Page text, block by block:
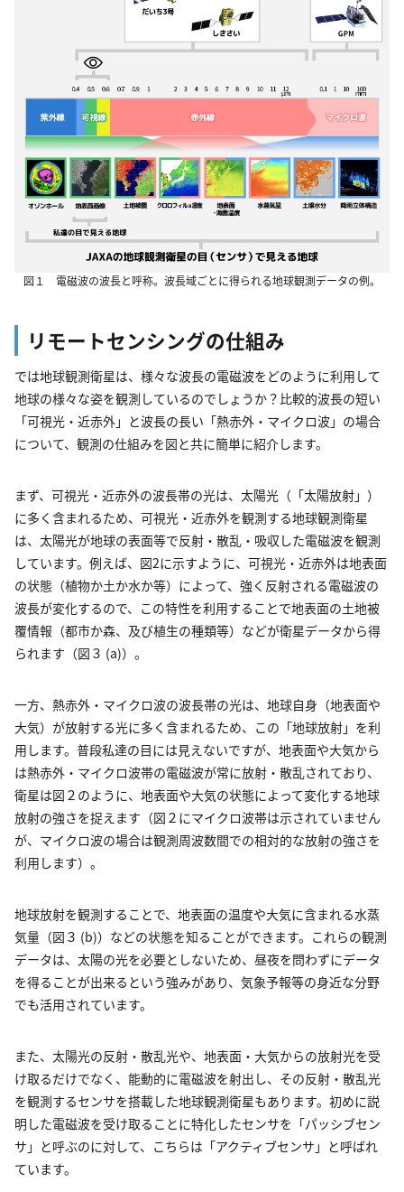
図１ 電磁波の波長と呼称。波長域ごとに得られる地球観測データの例。
リモートセンシングの仕組み
では地球観測衛星は、様々な波長の電磁波をどのように利用して
地球の様々な姿を観測しているのでしょうか？比較的波長の短い
「可視光・近赤外」と波長の長い「熱赤外・マイクロ波」の場合
について、観測の仕組みを図と共に簡単に紹介します。
まず、可視光・近赤外の波長帯の光は、太陽光（「太陽放射」）
に多く含まれるため、可視光・近赤外を観測する地球観測衛星
は、太陽光が地球の表面等で反射・散乱・吸収した電磁波を観測
しています。例えば、図2に示すように、可視光・近赤外は地表面
の状態（植物か土か水か等）によって、強く反射される電磁波の
波長が変化するので、この特性を利用することで地表面の土地被
覆情報（都市か森、及び植生の種類等）などが衛星データから得
られます（図３ (a)）。
一方、熱赤外・マイクロ波の波長帯の光は、地球自身（地表面や
大気）が放射する光に多く含まれるため、この「地球放射」を利
用します。普段私達の目には見えないですが、地表面や大気から
は熱赤外・マイクロ波帯の電磁波が常に放射・散乱されており、
衛星は図２のように、地表面や大気の状態によって変化する地球
放射の強さを捉えます（図２にマイクロ波帯は示されていません
が、マイクロ波の場合は観測周波数間での相対的な放射の強さを
利用します）。
地球放射を観測することで、地表面の温度や大気に含まれる水蒸
気量（図３ (b)）などの状態を知ることができます。これらの観測
データは、太陽の光を必要としないため、昼夜を問わずにデータ
を得ることが出来るという強みがあり、気象予報等の身近な分野
でも活用されています。
また、太陽光の反射・散乱光や、地表面・大気からの放射光を受
け取るだけでなく、能動的に電磁波を射出し、その反射・散乱光
を観測するセンサを搭載した地球観測衛星もあります。初めに説
明した電磁波を受け取ることに特化したセンサを「パッシブセン
サ」と呼ぶのに対して、こちらは「アクティブセンサ」と呼ばれ
ています。